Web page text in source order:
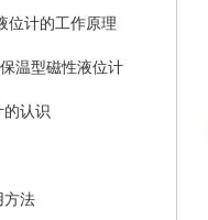
位计的工作原理
温型磁性液位计
的认识
方法